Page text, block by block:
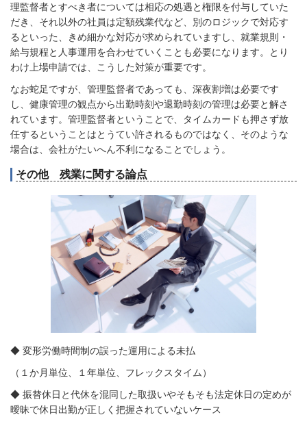
理監督者とすべき者については相応の処遇と権限を付与していた
だき、それ以外の社員は定額残業代など、別のロジックで対応す
るといった、きめ細かな対応が求められていますし、就業規則・
給与規程と人事運用を合わせていくことも必要になります。とり
わけ上場申請では、こうした対策が重要です。
なお蛇足ですが、管理監督者であっても、深夜割増は必要です
し、健康管理の観点から出勤時刻や退勤時刻の管理は必要と解さ
れています。管理監督者ということで、タイムカードも押さず放
任するということはとうてい許されるものではなく、そのような
場合は、会社がたいへん不利になることでしょう。
その他 残業に関する論点
◆ 変形労働時間制の誤った運用による未払
（１か月単位、１年単位、フレックスタイム）
◆ 振替休日と代休を混同した取扱いやそもそも法定休日の定めが
曖昧で休日出勤が正しく把握されていないケース